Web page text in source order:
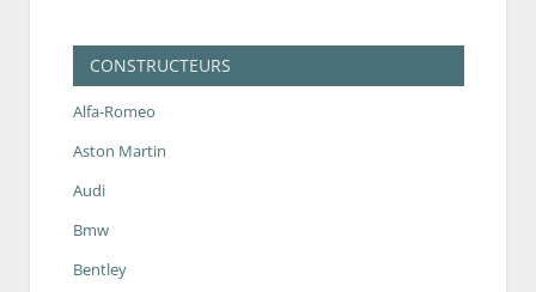
CONSTRUCTEURS
Alfa-Romeo
Aston Martin
Audi
Bmw
Bentley